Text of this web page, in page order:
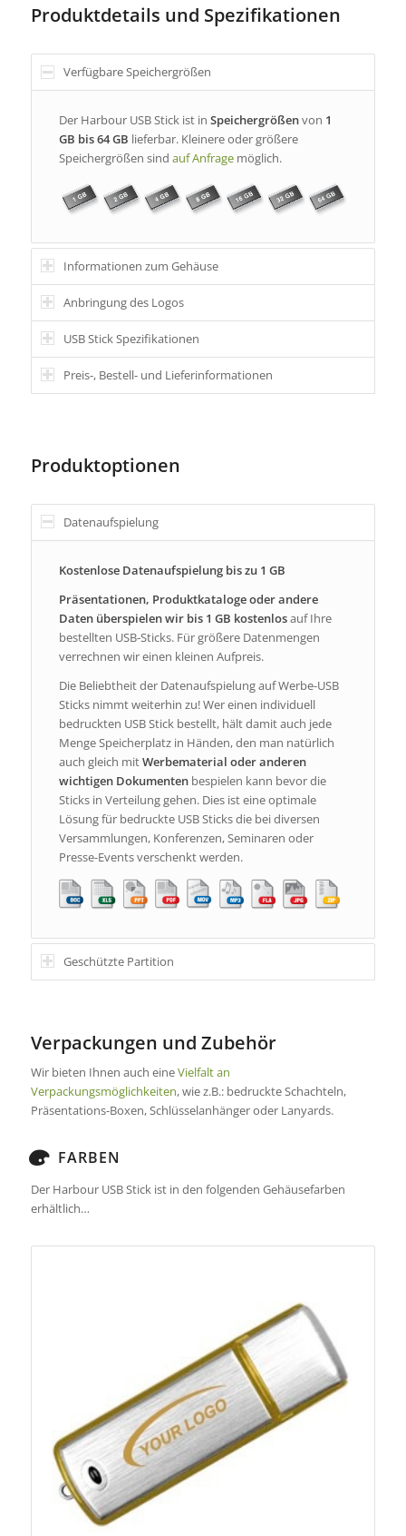
Produktdetails und Spezifikationen
Verfügbare Speichergrößen
Der Harbour USB Stick ist in Speichergrößenvon 1
GB bis 64 GB lieferbar. Kleinere oder größere
Speichergrößen sind auf Anfragemöglich.
Informationen zum Gehäuse
Anbringung des Logos
USB Stick Spezifikationen
Preis-, Bestell- und Lieferinformationen
Produktoptionen
Datenaufspielung
Kostenlose Datenaufspielung bis zu 1 GB
Präsentationen, Produktkataloge oder andere
Daten überspielen wir bis 1 GB kostenlosauf Ihre
bestellten USB-Sticks. Für größere Datenmengen
verrechnen wir einen kleinen Aufpreis.
Die Beliebtheit der Datenaufspielung auf Werbe-USB
Sticks nimmt weiterhin zu! Wer einen individuell
bedruckten USB Stick bestellt, hält damit auch jede
Menge Speicherplatz in Händen, den man natürlich
auch gleich mitWerbematerial oder anderen
wichtigen Dokumentenbespielen kann bevor die
Sticks in Verteilung gehen. Dies ist eine optimale
Lösung für bedruckte USB Sticks die bei diversen
Versammlungen, Konferenzen, Seminaren oder
Presse-Events verschenkt werden.
Geschützte Partition
Verpackungen und Zubehör
Wir bieten Ihnen auch eineVielfalt an
Verpackungsmöglichkeiten, wie z.B.: bedruckte Schachteln,
Präsentations-Boxen, Schlüsselanhänger oder Lanyards.
FARBEN
Der Harbour USB Stick ist in den folgenden Gehäusefarben
erhältlich…